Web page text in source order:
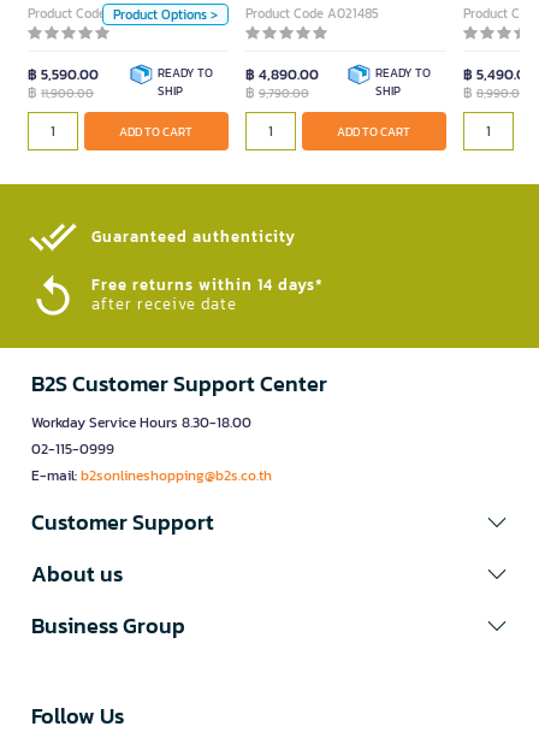
Product Code A021483Product Options >
฿ 5,590.00
฿ 11,900.00
READY TO
SHIP
ADD TO CART
Piece
Piece
ADD TO CART
Product Code A021485
฿ 4,890.00
฿ 9,790.00
READY TO
SHIP
ADD TO CART
Product
฿ 5,490.00
฿8,990.00
Guaranteed authenticity​
Free returns within 14 days*
after receive date
B2S Customer Support Center
Workday Service Hours 8.30-18.00
02-115-0999
E-mail:b2sonlineshopping@b2s.co.th
Customer Support
About us
Business Group
Follow Us​